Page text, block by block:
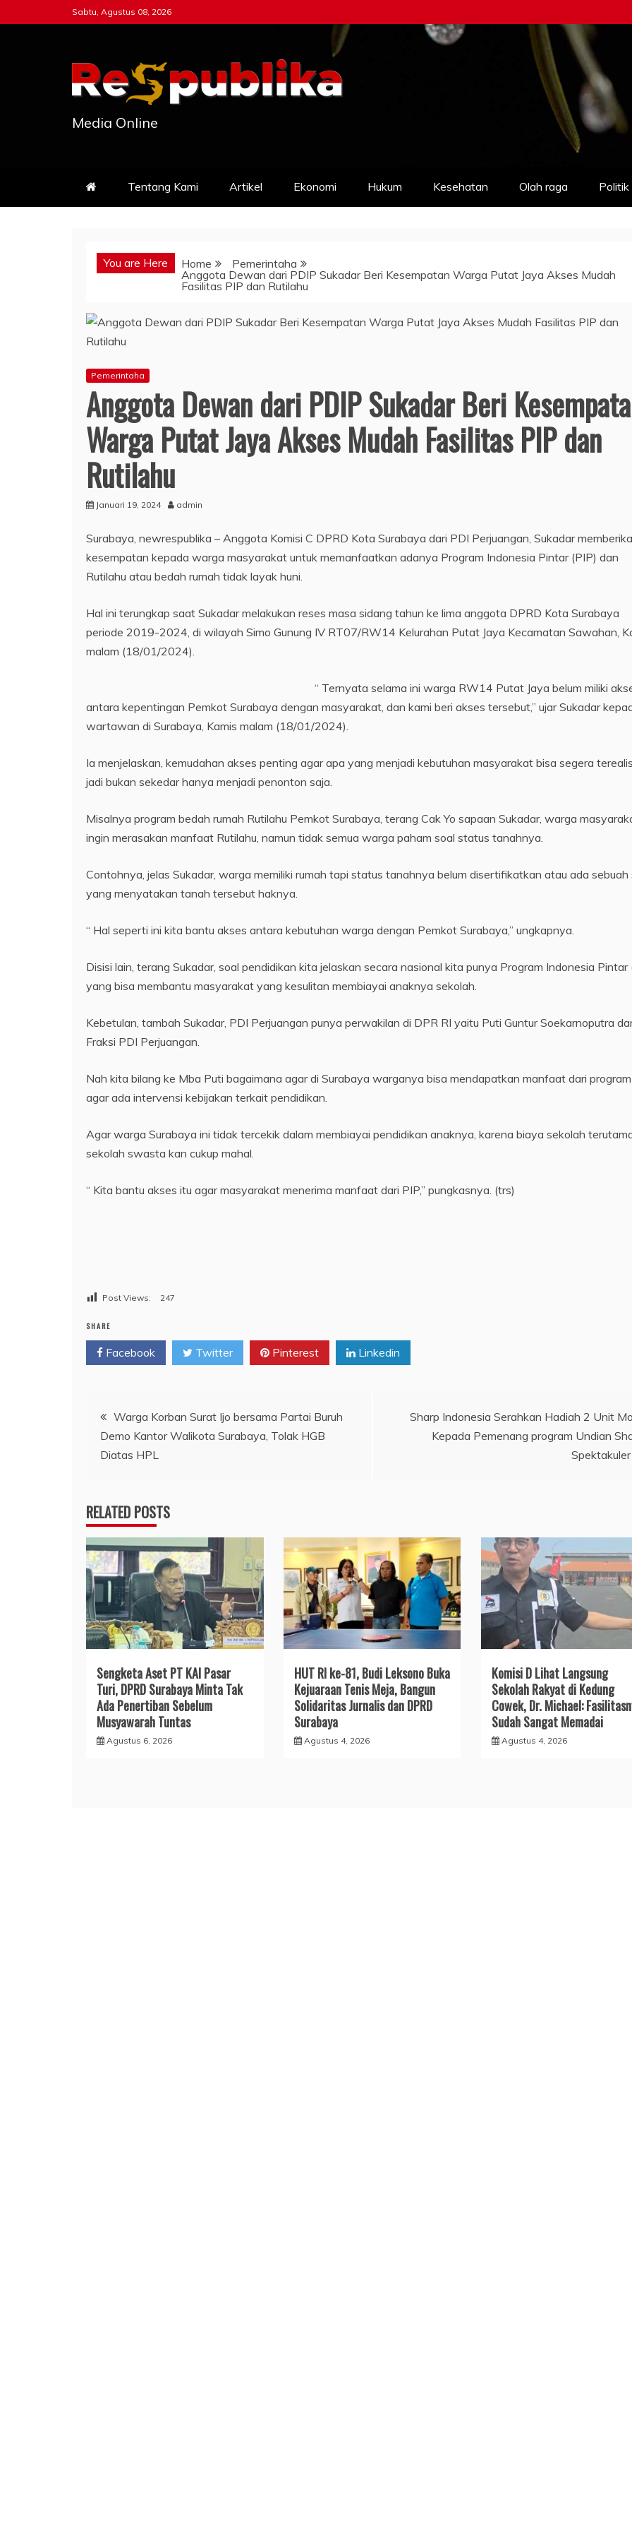
to
Sabtu, Agustus 08, 2026
Media Online
Tentang Kami Artikel Ekonomi Hukum Kesehatan Olah raga Politik
You are Here Home
Pemerintaha
Anggota Dewan dari PDIP Sukadar Beri Kesempatan Warga Putat Jaya Akses Mudah
Fasilitas PIP dan Rutilahu
Pemerintaha
Anggota Dewan dari PDIP Sukadar Beri
Warga Putat Jaya Akses Mudah Fasilitas PIP dan
Rutilahu
Januari 19, 2024 admin
Surabaya, newrespublika – Anggota Komisi C DPRD Kota Surabaya dari PDI Perjuangan, Sukadar
kesempatan kepada warga masyarakat untuk memanfaatkan adanya Program Indonesia Pintar (PIP) dan
Rutilahu atau bedah rumah tidak layak huni.
Hal ini terungkap saat Sukadar melakukan reses masa sidang tahun ke lima anggota DPRD Kota Surabaya
periode 2019-2024, di wilayah Simo Gunung IV RT07/RW14 Kelurahan Putat Jaya Kecamatan Sawahan,
malam (18/01/2024).
“ Ternyata selama ini warga RW14 Putat Jaya belum miliki
antara kepentingan Pemkot Surabaya dengan masyarakat, dan kami beri akses tersebut,” ujar Sukadar
wartawan di Surabaya, Kamis malam (18/01/2024).
Ia menjelaskan, kemudahan akses penting agar apa yang menjadi kebutuhan masyarakat bisa segera
jadi bukan sekedar hanya menjadi penonton saja.
Misalnya program bedah rumah Rutilahu Pemkot Surabaya, terang Cak Yo sapaan Sukadar, warga
ingin merasakan manfaat Rutilahu, namun tidak semua warga paham soal status tanahnya.
Contohnya, jelas Sukadar, warga memiliki rumah tapi status tanahnya belum disertifikatkan atau ada sebuah
yang menyatakan tanah tersebut haknya.
“ Hal seperti ini kita bantu akses antara kebutuhan warga dengan Pemkot Surabaya,” ungkapnya.
Disisi lain, terang Sukadar, soal pendidikan kita jelaskan secara nasional kita punya Program Indonesia Pintar
yang bisa membantu masyarakat yang kesulitan membiayai anaknya sekolah.
Kebetulan, tambah Sukadar, PDI Perjuangan punya perwakilan di DPR RI yaitu Puti Guntur Soekarnoputra
Fraksi PDI Perjuangan.
Nah kita bilang ke Mba Puti bagaimana agar di Surabaya warganya bisa mendapatkan manfaat dari
agar ada intervensi kebijakan terkait pendidikan.
Agar warga Surabaya ini tidak tercekik dalam membiayai pendidikan anaknya, karena biaya sekolah
sekolah swasta kan cukup mahal.
“ Kita bantu akses itu agar masyarakat menerima manfaat dari PIP,” pungkasnya. (trs)
Post Views: 247
SHARE
Facebook Twitter Pinterest Linkedin
Navigasi
pos
Warga Korban Surat Ijo bersama Partai Buruh
Demo Kantor Walikota Surabaya, Tolak HGB
Diatas HPL
Sharp Indonesia Serahkan Hadiah 2 Unit
Kepada Pemenang program Undian
Spektakuler
RELATED POSTS
Sengketa Aset PT KAI Pasar
Turi, DPRD Surabaya Minta Tak
Ada Penertiban Sebelum
Musyawarah Tuntas
Agustus 6, 2026
HUT RI ke-81, Budi Leksono Buka
Kejuaraan Tenis Meja, Bangun
Solidaritas Jurnalis dan DPRD
Surabaya
Agustus 4, 2026
Komisi D Lihat Langsung
Sekolah Rakyat di Kedung
Cowek, Dr. Michael:
Sudah Sangat Memadai
Agustus 4, 2026